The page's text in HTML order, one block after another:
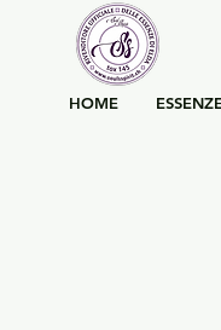
HOME